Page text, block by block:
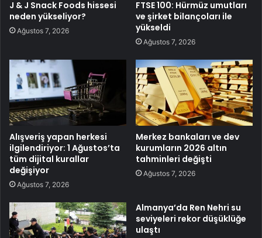
J & J Snack Foods hissesi
neden yükseliyor?
Ağustos 7, 2026
FTSE 100: Hürmüz umutları
ve şirket bilançoları ile
yükseldi
Ağustos 7, 2026
Alışveriş yapan herkesi
ilgilendiriyor: 1 Ağustos’ta
tüm dijital kurallar
değişiyor
Ağustos 7, 2026
Merkez bankaları ve dev
kurumların 2026 altın
tahminleri değişti
Ağustos 7, 2026
Almanya’da Ren Nehri su
seviyeleri rekor düşüklüğe
ulaştı